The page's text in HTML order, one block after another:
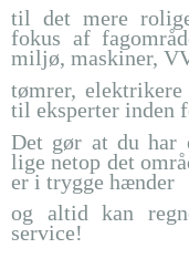
til det mere
fokus af
miljø, maskiner,
tømrer,
til eksperter inden
Det gør at du har
lige netop det
er i trygge hænder
og altid kan
service!